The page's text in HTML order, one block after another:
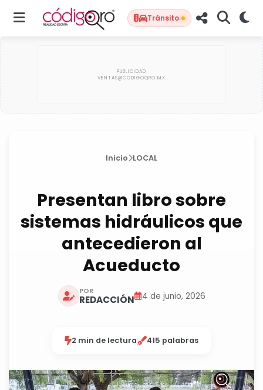
Tránsito
Inicio LOCAL
Presentan libro sobre
sistemas hidráulicos que
antecedieron al
Acueducto
POR
REDACCIÓN 4 de junio, 2026
2 min de lectura 415 palabras